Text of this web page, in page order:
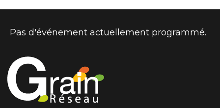
Pas d'événement actuellement programmé.